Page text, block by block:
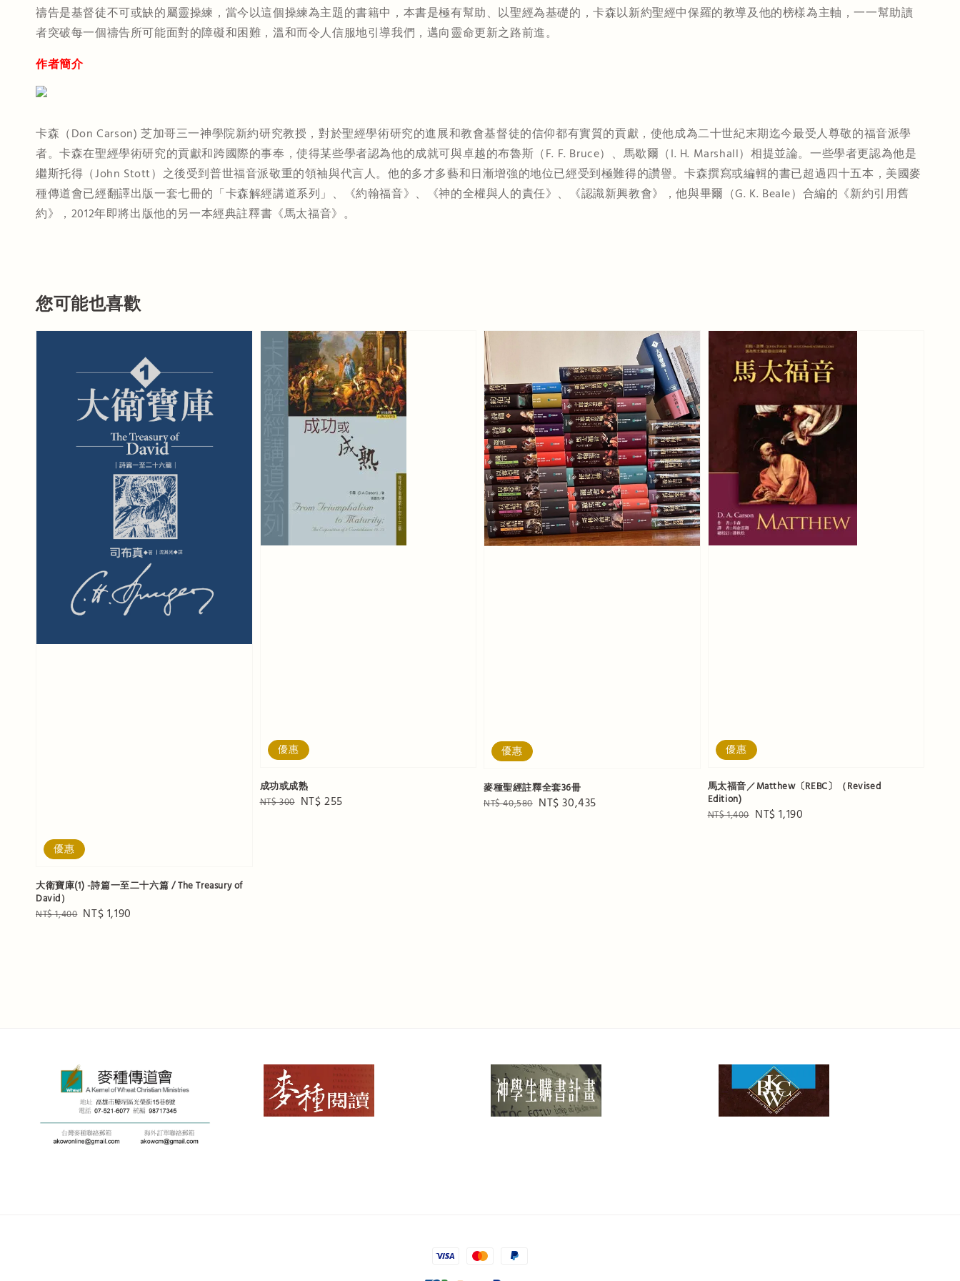
禱告是基督徒不可或缺的屬靈操練，當今以這個操練為主題的書籍中，本書是極有幫助、以聖經為基礎的，卡森以新約聖經中保羅的教導及他的榜樣為主軸，一一幫助讀
者突破每一個禱告所可能面對的障礙和困難，溫和而令人信服地引導我們，邁向靈命更新之路前進。
作者簡介
卡森（Don Carson) 芝加哥三一神學院新約研究教授，對於聖經學術研究的進展和教會基督徒的信仰都有實質的貢獻，使他成為二十世紀末期迄今最受人尊敬的福音派學
者。卡森在聖經學術研究的貢獻和跨國際的事奉，使得某些學者認為他的成就可與卓越的布魯斯（F. F. Bruce）、馬歇爾（I. H. Marshall）相提並論。一些學者更認為他是
繼斯托得（John Stott）之後受到普世福音派敬重的領袖與代言人。他的多才多藝和日漸增強的地位已經受到極難得的讚譽。卡森撰寫或編輯的書已超過四十五本，美國麥
種傳道會已經翻譯出版一套七冊的「卡森解經講道系列」、《約翰福音》、《神的全權與人的責任》、《認識新興教會》，他與畢爾（G. K. Beale）合編的《新約引用舊
約》，2012年即將出版他的另一本經典註釋書《馬太福音》。
您可能也喜歡
優惠
大衛寶庫(1) -詩篇一至二十六篇 / The Treasury of
David）
Regular
NT$ 1,400 Sale
NT$ 1,190
優惠
成功或成熟
Regular
NT$ 300 Sale
NT$ 255
優惠
麥種聖經註釋全套36冊
Regular
NT$ 40,580 Sale
NT$ 30,435
優惠
馬太福音／Matthew〔REBC〕（Revised
Edition)
Regular
NT$ 1,400 Sale
NT$ 1,190